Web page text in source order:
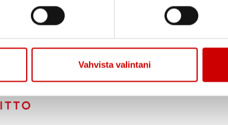
Vahvista valintani